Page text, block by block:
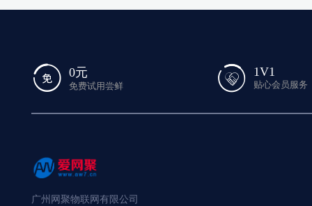
0元
免费试用尝鲜
1V1
贴心会员服务
广州网聚物联网有限公司